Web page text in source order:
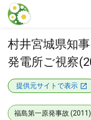
本文に飛ぶ
村井宮城県知
発電所ご視察
提供元サイトで表示
福島第一原発事故 (2011)